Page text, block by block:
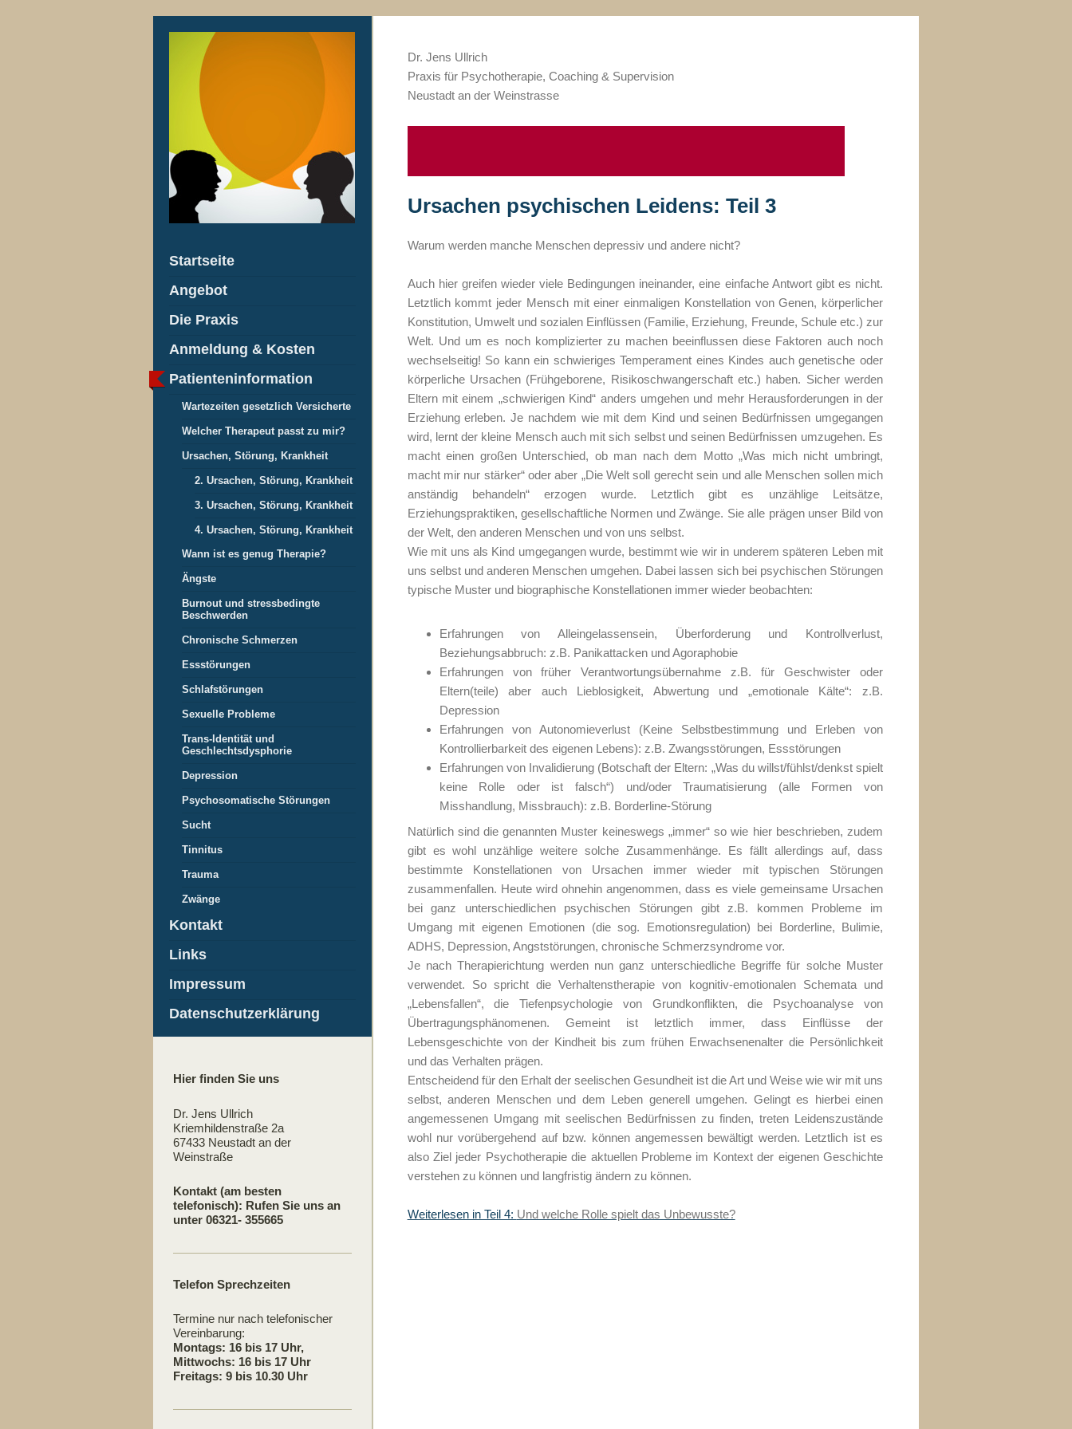
Startseite
Angebot
Die Praxis
Anmeldung & Kosten
Patienteninformation
Wartezeiten gesetzlich Versicherte
Welcher Therapeut passt zu mir?
Ursachen, Störung, Krankheit
2. Ursachen, Störung, Krankheit
3. Ursachen, Störung, Krankheit
4. Ursachen, Störung, Krankheit
Wann ist es genug Therapie?
Ängste
Burnout und stressbedingte
Beschwerden
Chronische Schmerzen
Essstörungen
Schlafstörungen
Sexuelle Probleme
Trans-Identität und
Geschlechtsdysphorie
Depression
Psychosomatische Störungen
Sucht
Tinnitus
Trauma
Zwänge
Kontakt
Links
Impressum
Datenschutzerklärung
Hier finden Sie uns
Dr. Jens Ullrich
Kriemhildenstraße 2a
67433 Neustadt an der
Weinstraße
Kontakt (am besten
telefonisch): Rufen Sie uns an
unter 06321- 355665
Telefon Sprechzeiten
Termine nur nach telefonischer
Vereinbarung:
Montags: 16 bis 17 Uhr,
Mittwochs: 16 bis 17 Uhr
Freitags: 9 bis 10.30 Uhr
Dr. Jens Ullrich
Praxis für Psychotherapie, Coaching & Supervision
Neustadt an der Weinstrasse
Ursachen psychischen Leidens: Teil 3
Warum werden manche Menschen depressiv und andere nicht?
Auch hier greifen wieder viele Bedingungen ineinander, eine einfache Antwort gibt es nicht.
Letztlich kommt jeder Mensch mit einer einmaligen Konstellation von Genen, körperlicher
Konstitution, Umwelt und sozialen Einflüssen (Familie, Erziehung, Freunde, Schule etc.) zur
Welt. Und um es noch komplizierter zu machen beeinflussen diese Faktoren auch noch
wechselseitig! So kann ein schwieriges Temperament eines Kindes auch genetische oder
körperliche Ursachen (Frühgeborene, Risikoschwangerschaft etc.) haben. Sicher werden
Eltern mit einem „schwierigen Kind“ anders umgehen und mehr Herausforderungen in der
Erziehung erleben. Je nachdem wie mit dem Kind und seinen Bedürfnissen umgegangen
wird, lernt der kleine Mensch auch mit sich selbst und seinen Bedürfnissen umzugehen. Es
macht einen großen Unterschied, ob man nach dem Motto „Was mich nicht umbringt,
macht mir nur stärker“ oder aber „Die Welt soll gerecht sein und alle Menschen sollen mich
anständig behandeln“ erzogen wurde. Letztlich gibt es unzählige Leitsätze,
Erziehungspraktiken, gesellschaftliche Normen und Zwänge. Sie alle prägen unser Bild von
der Welt, den anderen Menschen und von uns selbst.
Wie mit uns als Kind umgegangen wurde, bestimmt wie wir in underem späteren Leben mit
uns selbst und anderen Menschen umgehen. Dabei lassen sich bei psychischen Störungen
typische Muster und biographische Konstellationen immer wieder beobachten:
Erfahrungen von Alleingelassensein, Überforderung und Kontrollverlust,
Beziehungsabbruch: z.B. Panikattacken und Agoraphobie
Erfahrungen von früher Verantwortungsübernahme z.B. für Geschwister oder
Eltern(teile) aber auch Lieblosigkeit, Abwertung und „emotionale Kälte“: z.B.
Depression
Erfahrungen von Autonomieverlust (Keine Selbstbestimmung und Erleben von
Kontrollierbarkeit des eigenen Lebens): z.B. Zwangsstörungen, Essstörungen
Erfahrungen von Invalidierung (Botschaft der Eltern: „Was du willst/fühlst/denkst spielt
keine Rolle oder ist falsch“) und/oder Traumatisierung (alle Formen von
Misshandlung, Missbrauch): z.B. Borderline-Störung
Natürlich sind die genannten Muster keineswegs „immer“ so wie hier beschrieben, zudem
gibt es wohl unzählige weitere solche Zusammenhänge. Es fällt allerdings auf, dass
bestimmte Konstellationen von Ursachen immer wieder mit typischen Störungen
zusammenfallen. Heute wird ohnehin angenommen, dass es viele gemeinsame Ursachen
bei ganz unterschiedlichen psychischen Störungen gibt z.B. kommen Probleme im
Umgang mit eigenen Emotionen (die sog. Emotionsregulation) bei Borderline, Bulimie,
ADHS, Depression, Angststörungen, chronische Schmerzsyndrome vor.
Je nach Therapierichtung werden nun ganz unterschiedliche Begriffe für solche Muster
verwendet. So spricht die Verhaltenstherapie von kognitiv-emotionalen Schemata und
„Lebensfallen“, die Tiefenpsychologie von Grundkonflikten, die Psychoanalyse von
Übertragungsphänomenen. Gemeint ist letztlich immer, dass Einflüsse der
Lebensgeschichte von der Kindheit bis zum frühen Erwachsenenalter die Persönlichkeit
und das Verhalten prägen.
Entscheidend für den Erhalt der seelischen Gesundheit ist die Art und Weise wie wir mit uns
selbst, anderen Menschen und dem Leben generell umgehen. Gelingt es hierbei einen
angemessenen Umgang mit seelischen Bedürfnissen zu finden, treten Leidenszustände
wohl nur vorübergehend auf bzw. können angemessen bewältigt werden. Letztlich ist es
also Ziel jeder Psychotherapie die aktuellen Probleme im Kontext der eigenen Geschichte
verstehen zu können und langfristig ändern zu können.
Weiterlesen in Teil 4: Und welche Rolle spielt das Unbewusste?